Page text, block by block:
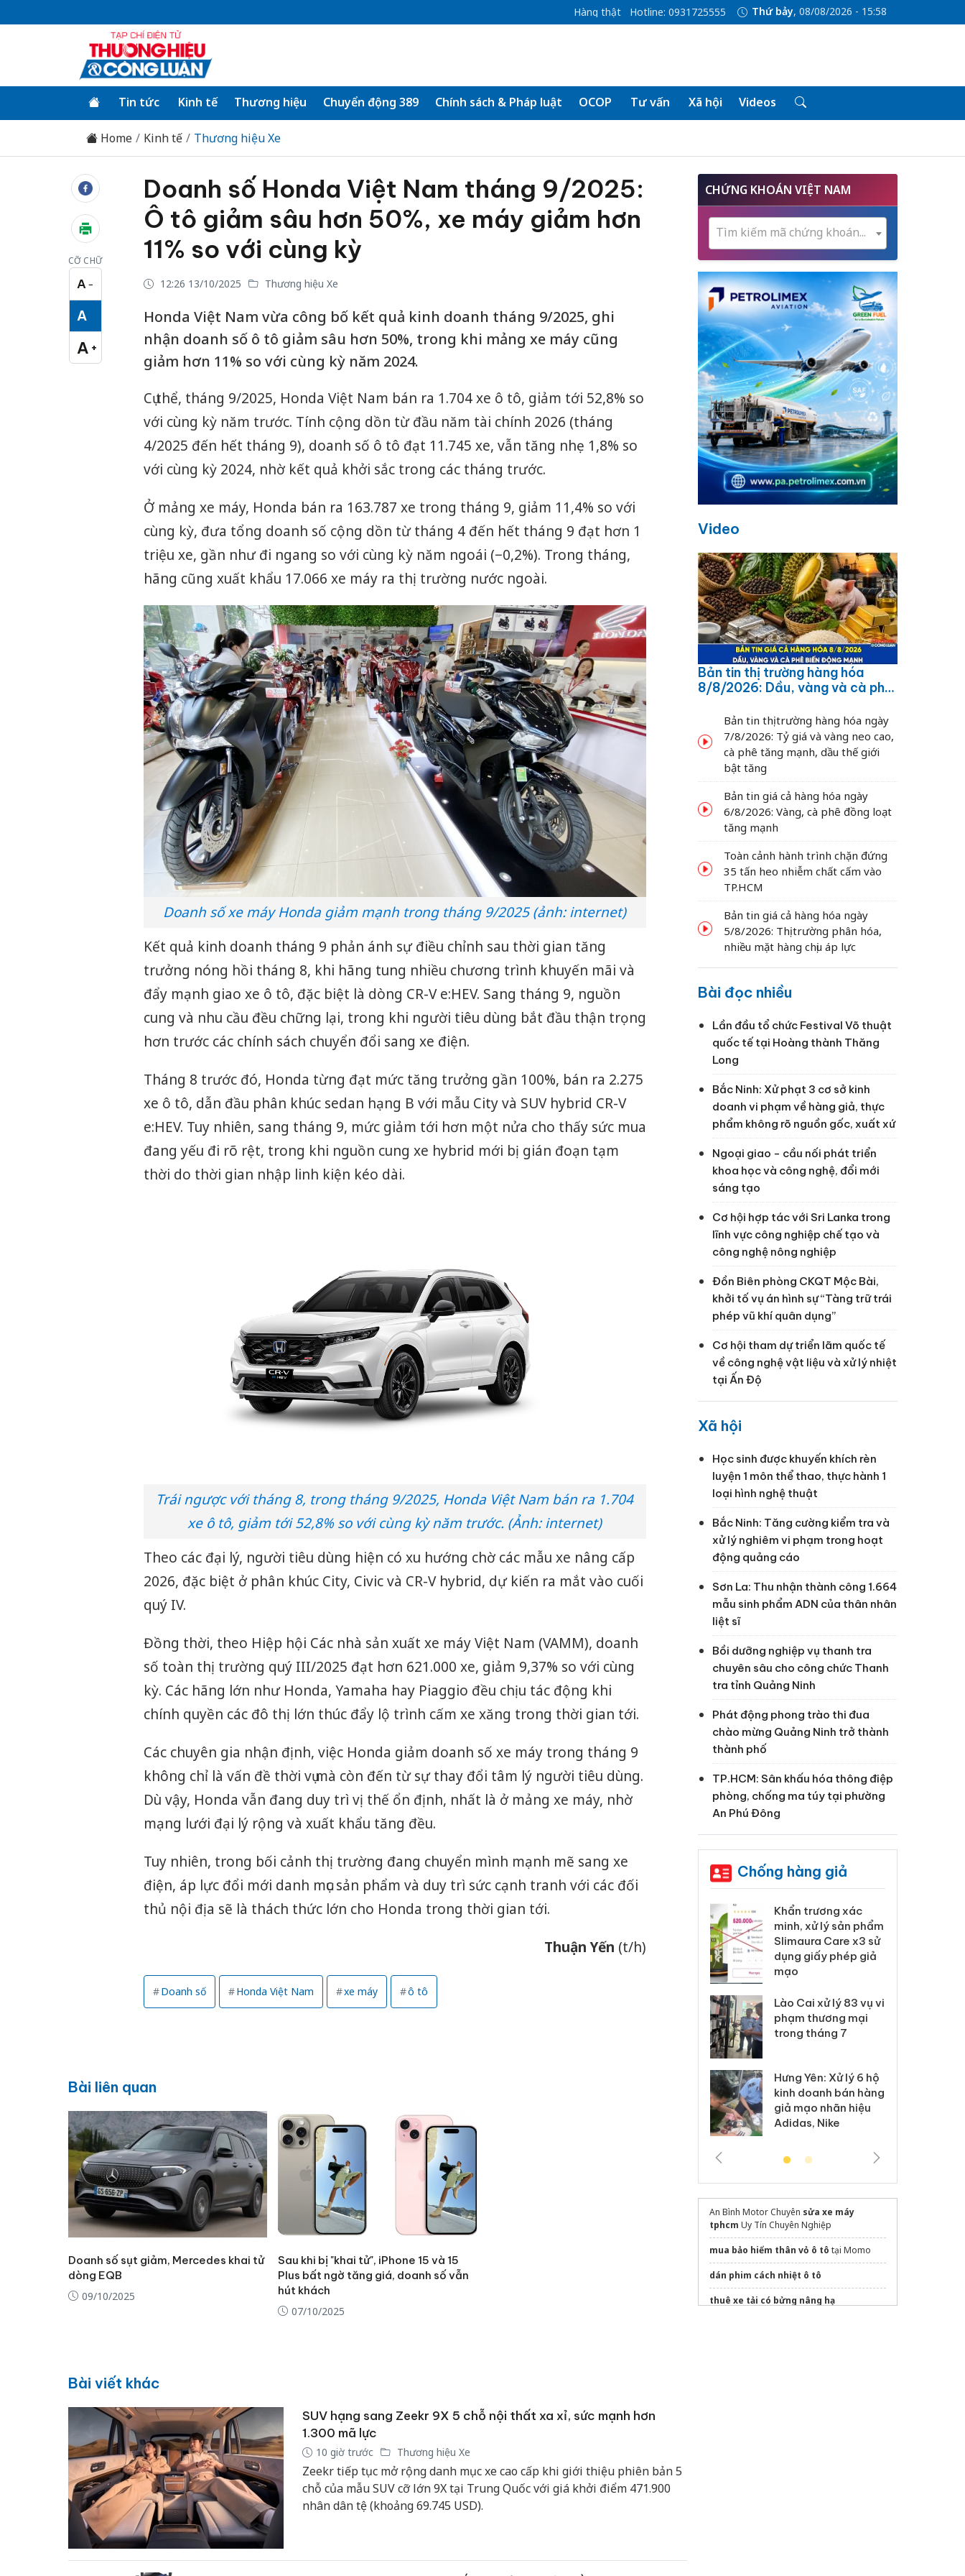
Hàng thật Hotline: 0931725555 Thứ bảy, 08/08/2026 - 15:58
Tin tức Kinh tế Thương hiệu Chuyển động 389 Chính sách & Pháp luật OCOP Tư vấn Xã hội Videos
Home Kinh tế Thương hiệu Xe
CỠ CHỮ
A −
Cỡ chữ nhỏ
A
Cỡ chữ vừa
A +
Cỡ chữ lớn
Doanh số Honda Việt Nam tháng 9/2025:
Ô tô giảm sâu hơn 50%, xe máy giảm hơn
11% so với cùng kỳ
12:26 13/10/2025 Thương hiệu Xe
Honda Việt Nam vừa công bố kết quả kinh doanh tháng 9/2025, ghi
nhận doanh số ô tô giảm sâu hơn 50%, trong khi mảng xe máy cũng
giảm hơn 11% so với cùng kỳ năm 2024.
Cụ thể, tháng 9/2025, Honda Việt Nam bán ra 1.704 xe ô tô, giảm tới 52,8% so
với cùng kỳ năm trước. Tính cộng dồn từ đầu năm tài chính 2026 (tháng
4/2025 đến hết tháng 9), doanh số ô tô đạt 11.745 xe, vẫn tăng nhẹ 1,8% so
với cùng kỳ 2024, nhờ kết quả khởi sắc trong các tháng trước.
Ở mảng xe máy, Honda bán ra 163.787 xe trong tháng 9, giảm 11,4% so với
cùng kỳ, đưa tổng doanh số cộng dồn từ tháng 4 đến hết tháng 9 đạt hơn 1
triệu xe, gần như đi ngang so với cùng kỳ năm ngoái (−0,2%). Trong tháng,
hãng cũng xuất khẩu 17.066 xe máy ra thị trường nước ngoài.
Doanh số xe máy Honda giảm mạnh trong tháng 9/2025 (ảnh: internet)
Kết quả kinh doanh tháng 9 phản ánh sự điều chỉnh sau thời gian tăng
trưởng nóng hồi tháng 8, khi hãng tung nhiều chương trình khuyến mãi và
đẩy mạnh giao xe ô tô, đặc biệt là dòng CR-V e:HEV. Sang tháng 9, nguồn
cung và nhu cầu đều chững lại, trong khi người tiêu dùng bắt đầu thận trọng
hơn trước các chính sách chuyển đổi sang xe điện.
Tháng 8 trước đó, Honda từng đạt mức tăng trưởng gần 100%, bán ra 2.275
xe ô tô, dẫn đầu phân khúc sedan hạng B với mẫu City và SUV hybrid CR-V
e:HEV. Tuy nhiên, sang tháng 9, mức giảm tới hơn một nửa cho thấy sức mua
đang yếu đi rõ rệt, trong khi nguồn cung xe hybrid mới bị gián đoạn tạm
thời do thời gian nhập linh kiện kéo dài.
Trái ngược với tháng 8, trong tháng 9/2025, Honda Việt Nam bán ra 1.704
xe ô tô, giảm tới 52,8% so với cùng kỳ năm trước. (Ảnh: internet)
Theo các đại lý, người tiêu dùng hiện có xu hướng chờ các mẫu xe nâng cấp
2026, đặc biệt ở phân khúc City, Civic và CR-V hybrid, dự kiến ra mắt vào cuối
quý IV.
Đồng thời, theo Hiệp hội Các nhà sản xuất xe máy Việt Nam (VAMM), doanh
số toàn thị trường quý III/2025 đạt hơn 621.000 xe, giảm 9,37% so với cùng
kỳ. Các hãng lớn như Honda, Yamaha hay Piaggio đều chịu tác động khi
chính quyền các đô thị lớn thúc đẩy lộ trình cấm xe xăng trong thời gian tới.
Các chuyên gia nhận định, việc Honda giảm doanh số xe máy trong tháng 9
không chỉ là vấn đề thời vụ mà còn đến từ sự thay đổi tâm lý người tiêu dùng.
Dù vậy, Honda vẫn đang duy trì vị thế ổn định, nhất là ở mảng xe máy, nhờ
mạng lưới đại lý rộng và xuất khẩu tăng đều.
Tuy nhiên, trong bối cảnh thị trường đang chuyển mình mạnh mẽ sang xe
điện, áp lực đổi mới danh mục sản phẩm và duy trì sức cạnh tranh với các đối
thủ nội địa sẽ là thách thức lớn cho Honda trong thời gian tới.
Thuận Yến (t/h)
Doanh số Honda Việt Nam xe máy ô tô
Bài liên quan
Doanh số sụt giảm, Mercedes khai tử
dòng EQB
09/10/2025
Sau khi bị "khai tử", iPhone 15 và 15
Plus bất ngờ tăng giá, doanh số vẫn
hút khách
07/10/2025
Bài viết khác
SUV hạng sang Zeekr 9X 5 chỗ nội thất xa xỉ, sức mạnh hơn
1.300 mã lực
10 giờ trước Thương hiệu Xe
Zeekr tiếp tục mở rộng danh mục xe cao cấp khi giới thiệu phiên bản 5
chỗ của mẫu SUV cỡ lớn 9X tại Trung Quốc với giá khởi điểm 471.900
nhân dân tệ (khoảng 69.745 USD).
CHỨNG KHOÁN VIỆT NAM
Tìm kiếm mã chứng khoán...
Video
Bản tin thị trường hàng hóa
8/8/2026: Dầu, vàng và cà phê
Bản tin thị trường hàng hóa ngày
7/8/2026: Tỷ giá và vàng neo cao,
cà phê tăng mạnh, dầu thế giới
bật tăng
Bản tin giá cả hàng hóa ngày
6/8/2026: Vàng, cà phê đồng loạt
tăng mạnh
Toàn cảnh hành trình chặn đứng
35 tấn heo nhiễm chất cấm vào
TP.HCM
Bản tin giá cả hàng hóa ngày
5/8/2026: Thị trường phân hóa,
nhiều mặt hàng chịu áp lực
Bài đọc nhiều
Lần đầu tổ chức Festival Võ thuật
quốc tế tại Hoàng thành Thăng
Long
Bắc Ninh: Xử phạt 3 cơ sở kinh
doanh vi phạm về hàng giả, thực
phẩm không rõ nguồn gốc, xuất xứ
Ngoại giao - cầu nối phát triển
khoa học và công nghệ, đổi mới
sáng tạo
Cơ hội hợp tác với Sri Lanka trong
lĩnh vực công nghiệp chế tạo và
công nghệ nông nghiệp
Đồn Biên phòng CKQT Mộc Bài,
khởi tố vụ án hình sự “Tàng trữ trái
phép vũ khí quân dụng”
Cơ hội tham dự triển lãm quốc tế
về công nghệ vật liệu và xử lý nhiệt
tại Ấn Độ
Xã hội
Học sinh được khuyến khích rèn
luyện 1 môn thể thao, thực hành 1
loại hình nghệ thuật
Bắc Ninh: Tăng cường kiểm tra và
xử lý nghiêm vi phạm trong hoạt
động quảng cáo
Sơn La: Thu nhận thành công 1.664
mẫu sinh phẩm ADN của thân nhân
liệt sĩ
Bồi dưỡng nghiệp vụ thanh tra
chuyên sâu cho công chức Thanh
tra tỉnh Quảng Ninh
Phát động phong trào thi đua
chào mừng Quảng Ninh trở thành
thành phố
TP.HCM: Sân khấu hóa thông điệp
phòng, chống ma túy tại phường
An Phú Đông
Chống hàng giả
sản phẩm nhập lậu,
bảo vệ môi trường
Khẩn trương xác
minh, xử lý sản phẩm
Slimaura Care x3 sử
dụng giấy phép giả
mạo
Lào Cai xử lý 83 vụ vi
phạm thương mại
trong tháng 7
Hưng Yên: Xử lý 6 hộ
kinh doanh bán hàng
giả mạo nhãn hiệu
Adidas, Nike
An Bình Motor Chuyên sửa xe máy
tphcm Uy Tín Chuyên Nghiệp
mua bảo hiểm thân vỏ ô tô tại Momo
dán phim cách nhiệt ô tô
thuê xe tải có bửng nâng hạ